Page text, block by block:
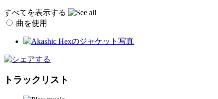
すべてを表示する
曲を使用
トラックリスト